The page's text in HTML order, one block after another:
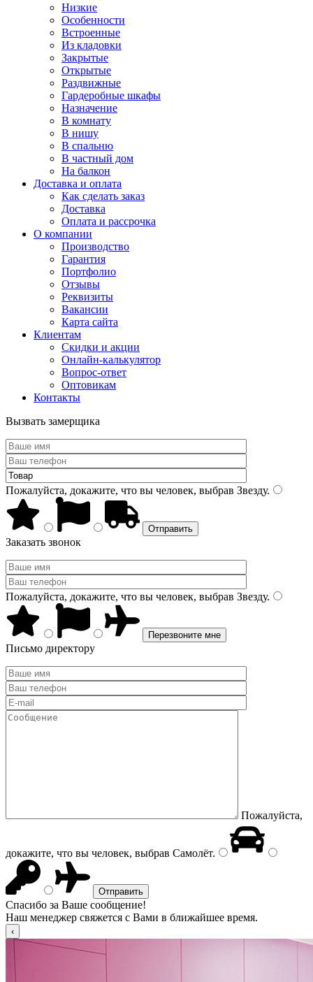
Низкие
Особенности
Встроенные
Из кладовки
Закрытые
Открытые
Раздвижные
Гардеробные шкафы
Назначение
В комнату
В нишу
В спальню
В частный дом
На балкон
Доставка и оплата
Как сделать заказ
Доставка
Оплата и рассрочка
О компании
Производство
Гарантия
Портфолио
Отзывы
Реквизиты
Вакансии
Карта сайта
Клиентам
Скидки и акции
Онлайн-калькулятор
Вопрос-ответ
Оптовикам
Контакты
Вызвать замерщика
Пожалуйста, докажите, что вы человек, выбрав Звезду.
Заказать звонок
Пожалуйста, докажите, что вы человек, выбрав Звезду.
Письмо директору
Пожалуйста,
докажите, что вы человек, выбрав Самолёт.
Спасибо за Ваше сообщение!
Наш менеджер свяжется с Вами в ближайшее время.